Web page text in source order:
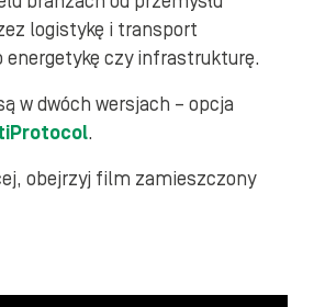
logistykę i transport
energetykę czy infrastrukturę.
w dwóch wersjach – opcja
.
obejrzyj film zamieszczony